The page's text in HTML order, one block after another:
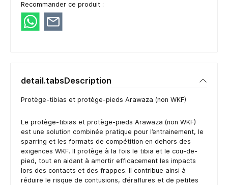
Recommander ce produit :
detail.tabsDescription
Protège-tibias et protège-pieds Arawaza (non WKF)
Le protège-tibias et protège-pieds Arawaza (non WKF)
est une solution combinée pratique pour l’entrainement, le
sparring et les formats de compétition en dehors des
exigences WKF. Il protège à la fois le tibia et le cou-de-
pied, tout en aidant à amortir efficacement les impacts
lors des contacts et des frappes. Il contribue ainsi à
réduire le risque de contusions, d’éraflures et de petites